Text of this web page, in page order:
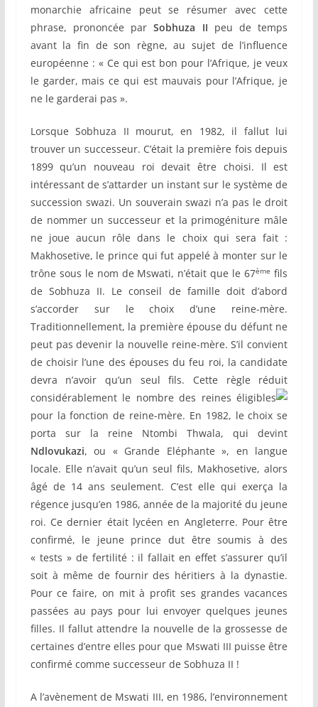
monarchie africaine peut se résumer avec cette
phrase, prononcée parSobhuza II peu de temps
avant la fin de son règne, au sujet de l’influence
européenne : « Ce qui est bon pour l’Afrique, je veux
le garder, mais ce qui est mauvais pour l’Afrique, je
ne le garderai pas ».
Lorsque Sobhuza II mourut, en 1982, il fallut lui
trouver un successeur. C’était la première fois depuis
1899 qu’un nouveau roi devait être choisi. Il est
intéressant de s’attarder un instant sur le système de
succession swazi. Un souverain swazi n’a pas le droit
de nommer un successeur et la primogéniture mâle
ne joue aucun rôle dans le choix qui sera fait :
Makhosetive, le prince qui fut appelé à monter sur le
trône sous le nom de Mswati, n’était que le 67ème fils
de Sobhuza II. Le conseil de famille doit d’abord
s’accorder sur le choix d’une reine-mère.
Traditionnellement, la première épouse du défunt ne
peut pas devenir la nouvelle reine-mère. S’il convient
de choisir l’une des épouses du feu roi, la candidate
devra n’avoir qu’un seul fils. Cette règle réduit
considérablement le nombre des reines éligibles
pour la fonction de reine-mère. En 1982, le choix se
porta sur la reine Ntombi Thwala, qui devint
Ndlovukazi, ou « Grande Eléphante », en langue
locale. Elle n’avait qu’un seul fils, Makhosetive, alors
âgé de 14 ans seulement. C’est elle qui exerça la
régence jusqu’en 1986, année de la majorité du jeune
roi. Ce dernier était lycéen en Angleterre. Pour être
confirmé, le jeune prince dut être soumis à des
« tests » de fertilité : il fallait en effet s’assurer qu’il
soit à même de fournir des héritiers à la dynastie.
Pour ce faire, on mit à profit ses grandes vacances
passées au pays pour lui envoyer quelques jeunes
filles. Il fallut attendre la nouvelle de la grossesse de
certaines d’entre elles pour que Mswati III puisse être
confirmé comme successeur de Sobhuza II !
A l’avènement de Mswati III, en 1986, l’environnement